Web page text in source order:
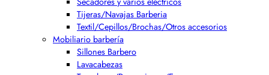
Tijeras/Navajas Barberia
Textil/Cepillos/Brochas/Otros accesorios
Mobiliario barbería
Sillones Barbero
Lavacabezas